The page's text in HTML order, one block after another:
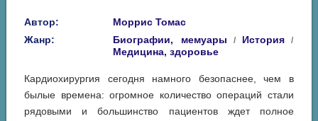
Автор:
Моррис Томас
Жанр:
Биографии, мемуары / История /
Медицина, здоровье
Кардиохирургия сегодня намного безопаснее, чем в
былые времена: огромное количество операций стали
рядовыми и большинство пациентов ждет полное